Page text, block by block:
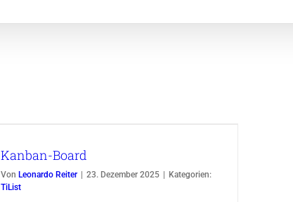
Kanban-Board
Von Leonardo Reiter 23. Dezember 2025
Kategorien:
TiList